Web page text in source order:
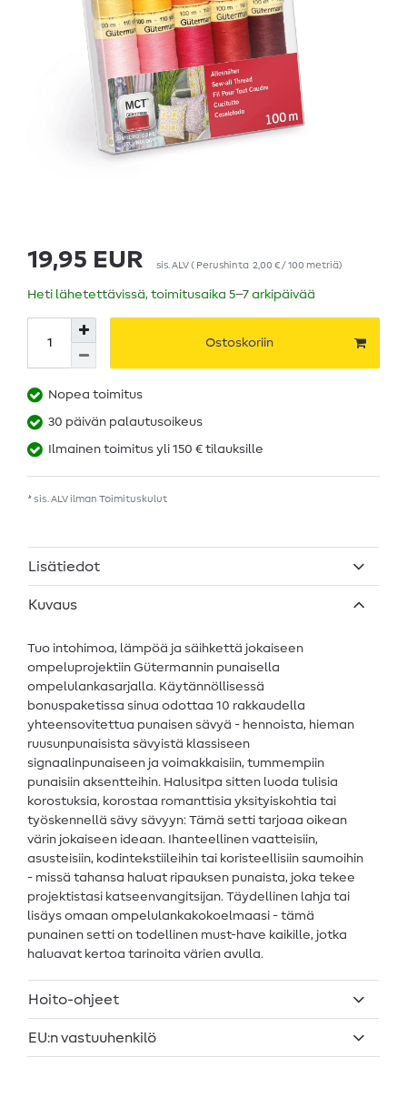
19,95 EUR sis. ALV( Perushinta 2,00 € / 100 metriä)
Heti lähetettävissä, toimitusaika 5–7 arkipäivää
Ostoskoriin
Nopea toimitus
30 päivän palautusoikeus
Ilmainen toimitus yli 150 € tilauksille
* sis. ALV ilman Toimituskulut
Lisätiedot
Kuvaus
Tuo intohimoa, lämpöä ja säihkettä jokaiseen
ompeluprojektiin Gütermannin punaisella
ompelulankasarjalla. Käytännöllisessä
bonuspaketissa sinua odottaa 10 rakkaudella
yhteensovitettua punaisen sävyä - hennoista, hieman
ruusunpunaisista sävyistä klassiseen
signaalinpunaiseen ja voimakkaisiin, tummempiin
punaisiin aksentteihin. Halusitpa sitten luoda tulisia
korostuksia, korostaa romanttisia yksityiskohtia tai
työskennellä sävy sävyyn: Tämä setti tarjoaa oikean
värin jokaiseen ideaan. Ihanteellinen vaatteisiin,
asusteisiin, kodintekstiileihin tai koristeellisiin saumoihin
- missä tahansa haluat ripauksen punaista, joka tekee
projektistasi katseenvangitsijan. Täydellinen lahja tai
lisäys omaan ompelulankakokoelmaasi - tämä
punainen setti on todellinen must-have kaikille, jotka
haluavat kertoa tarinoita värien avulla.
Hoito-ohjeet
EU:n vastuuhenkilö